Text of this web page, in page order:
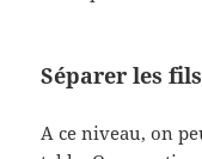
Séparer les
A ce niveau, on